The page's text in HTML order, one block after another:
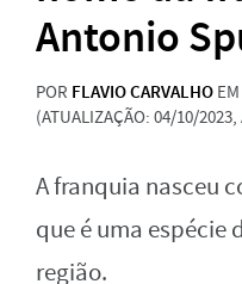
Antonio
POR FLAVIO CARVALHO
(ATUALIZAÇÃO: 04/10/2023,
A franquia nasceu
que é uma espécie
região.